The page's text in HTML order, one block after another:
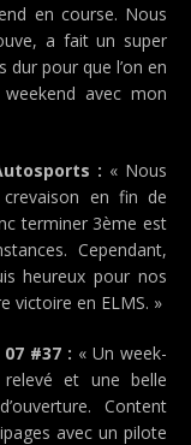
en course. Nous
a fait un super
dur pour que l’on en
avec mon
: « Nous
en fin de
terminer 3ème est
Cependant,
heureux pour nos
victoire en ELMS. »
#37 : « Un week-
et une belle
Content
avec un pilote